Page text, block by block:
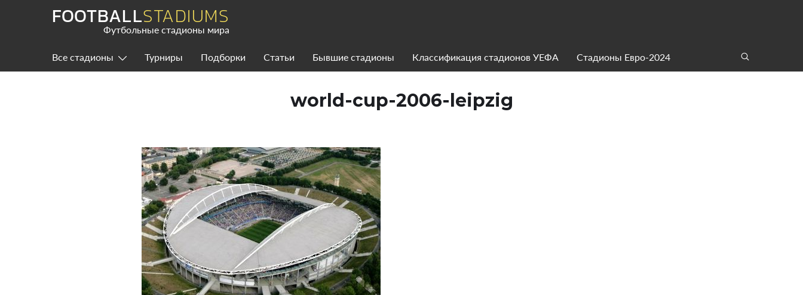
FOOTBALLSTADIUMS
Футбольные стадионы мира
Все стадионы Турниры Подборки Статьи Бывшие стадионы Классификация стадионов УЕФА Стадионы Евро-2024
world-cup-2006-leipzig